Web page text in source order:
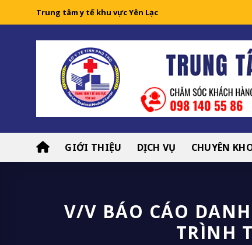
Trung tâm y tế khu vực Yên Lạc
GIỚI THIỆU DỊCH VỤ CHUYÊN
V/V BÁO CÁO
TRÌNH